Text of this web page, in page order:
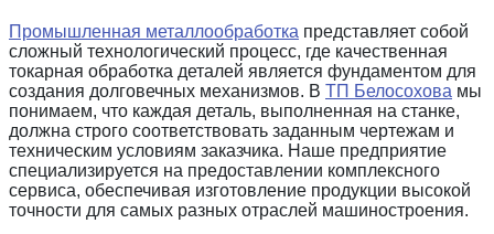
Промышленная металлообработка представляет собой
сложный технологический процесс, где качественная
токарная обработка деталей является фундаментом для
создания долговечных механизмов. В ТП Белосохова мы
понимаем, что каждая деталь, выполненная на станке,
должна строго соответствовать заданным чертежам и
техническим условиям заказчика. Наше предприятие
специализируется на предоставлении комплексного
сервиса, обеспечивая изготовление продукции высокой
точности для самых разных отраслей машиностроения.